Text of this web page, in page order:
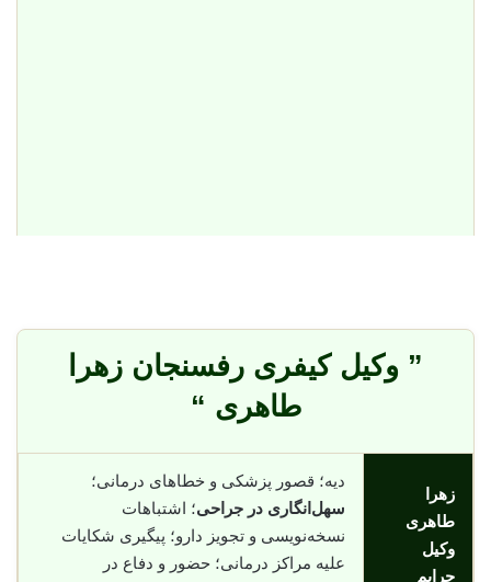
” وکیل کیفری رفسنجان زهرا
طاهری “
زهرا
طاهری
وکیل
جرایم
دیه؛ قصور پزشکی و خطاهای درمانی؛
سهل‌انگاری در جراحی؛ اشتباهات
نسخه‌نویسی و تجویز دارو؛ پیگیری شکایات
علیه مراکز درمانی؛ حضور و دفاع در